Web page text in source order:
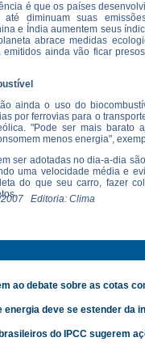
é que os países
até diminuam suas
e Índia aumentem seus
abrace medidas
ainda vão ficar
ainda o uso do
por ferrovias para o
"Pode ser mais barato
menos energia",
ser adotadas no dia-a-dia
uma velocidade média e
do que seu carro, fazer
Editoria: Clima
ao debate sobre as cotas
energia deve se estender da
do IPCC sugerem